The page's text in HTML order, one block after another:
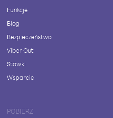
Funkcje
Blog
Bezpieczeństwo
Viber Out
Stawki
Wsparcie
POBIERZ